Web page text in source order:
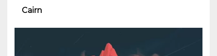
Cairn